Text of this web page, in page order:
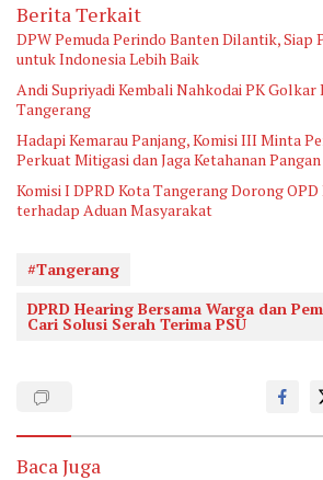
Berita Terkait
DPW Pemuda Perindo Banten Dilantik, Siap
untuk Indonesia Lebih Baik
Andi Supriyadi Kembali Nahkodai PK Golkar
Tangerang
Hadapi Kemarau Panjang, Komisi III Minta
Perkuat Mitigasi dan Jaga Ketahanan Pangan
Komisi I DPRD Kota Tangerang Dorong
terhadap Aduan Masyarakat
#Tangerang
DPRD Hearing Bersama Warga dan
Cari Solusi Serah Terima PSU
Baca Juga